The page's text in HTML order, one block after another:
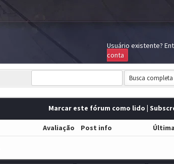
Usuário existente?
conta
Marcar este fórum como lido |
Avaliação Post info